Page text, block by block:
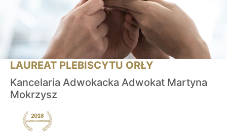
LAUREAT PLEBISCYTU ORŁY
Kancelaria Adwokacka Adwokat Martyna
Mokrzysz